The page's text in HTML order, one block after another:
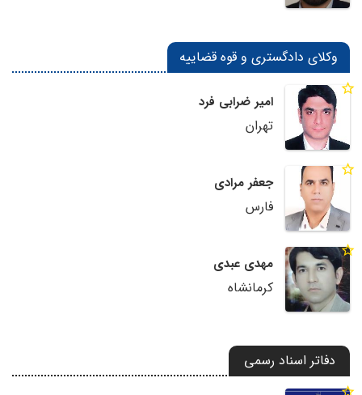
وکلای دادگستری و قوه قضاییه
امیر ضرابی فرد
تهران
جعفر مرادی
فارس
مهدی عبدی
کرمانشاه
دفاتر اسناد رسمی